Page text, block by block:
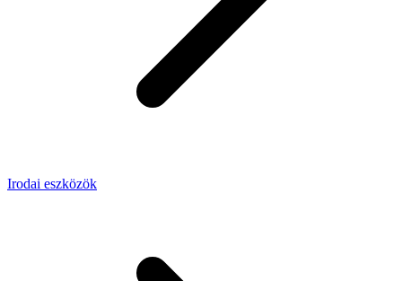
Irodai eszközök